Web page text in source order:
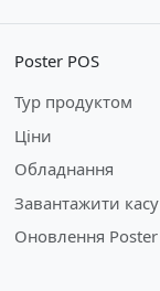
Poster POS
Тур продуктом
Ціни
Обладнання
Завантажити касу
Оновлення Poster